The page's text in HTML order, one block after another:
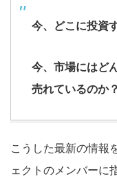
今、どこに投資
今、市場にはど
売れているのか？
こうした最新の情報
ェクトのメンバーに